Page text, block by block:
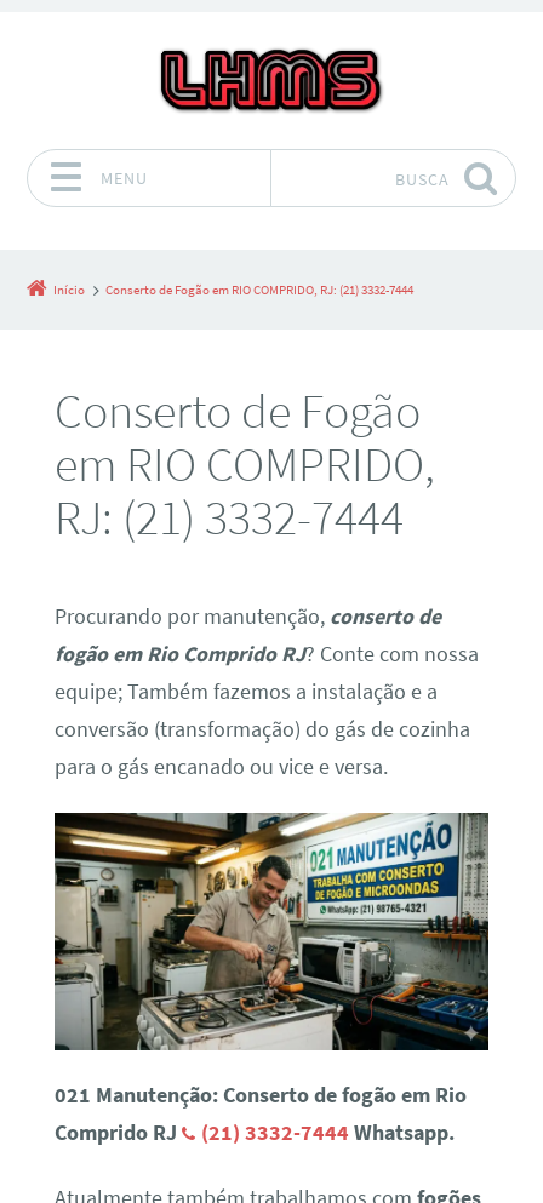
MENU BUSCA
Início Conserto de Fogão em RIO COMPRIDO, RJ: (21) 3332-7444
Conserto de Fogão
em RIO COMPRIDO,
RJ: (21) 3332-7444
Procurando por manutenção, conserto de
fogão em Rio Comprido RJ? Conte com nossa
equipe; Também fazemos a instalação e a
conversão (transformação) do gás de cozinha
para o gás encanado ou vice e versa.
021 Manutenção: Conserto de fogão em Rio
Comprido RJ
(21) 3332-7444 Whatsapp.